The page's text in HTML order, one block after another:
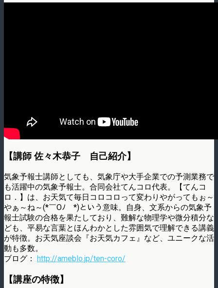
【講師 佐々木恭子 自己紹介】
気象予報士講師としても、気象庁や大手企業での予測業務で
も活躍中の気象予報士。合同会社てんコロ代表。【てんコ
ロ．】は、お天気て毎日コロコロって変わりやがってもぉ～
やぁ～ね～(*￣Oﾉ￣*)という意味。自身、文系からの気象予
報士試験の合格を果たしており、難解な物理学や微分積分な
ども、平易な言葉とほんわかとした雰囲気で理解できる講義
が特徴。お天気座談会『お天気カフェ』など、ユニークな活
動も多数。
ブログ：
http://ameblo.jp/ten-coro/
【講座の特徴】